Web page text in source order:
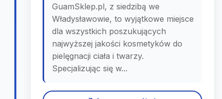
GuamSklep.pl, z siedzibą we
Władysławowie, to wyjątkowe miejsce
dla wszystkich poszukujących
najwyższej jakości kosmetyków do
pielęgnacji ciała i twarzy.
Specjalizując się w...